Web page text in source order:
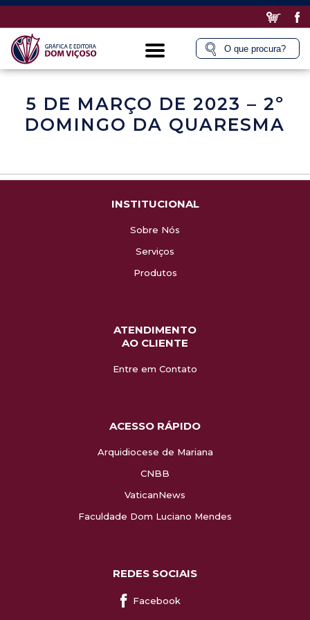
5 DE MARÇO DE 2023 – 2º
DOMINGO DA QUARESMA
INSTITUCIONAL
Sobre Nós
Serviços
Produtos
ATENDIMENTO
AO CLIENTE
Entre em Contato
ACESSO RÁPIDO
Arquidiocese de Mariana
CNBB
VaticanNews
Faculdade Dom Luciano Mendes
REDES SOCIAIS
Facebook